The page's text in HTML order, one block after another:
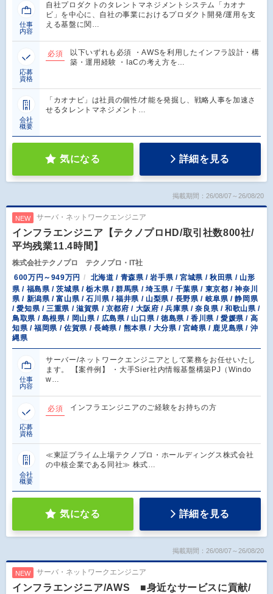
仕事
内容
自社プロダクトのタレントマネジメントシステム「カオナ
ビ」を中心に、自社の事業におけるプロダクト開発/運用を支
える基盤に関…
応募
資格
必須
以下いずれも必須 ・AWSを利用したインフラ設計・構
築・運用経験 ・IaCの考え方を…
会社
概要
「カオナビ」は社員の個性/才能を発掘し、戦略人事を加速さ
せるタレントマネジメント…
気になる 詳細を見る
掲載期間：26/08/07～26/08/20
NEW サーバ・ネットワークエンジニア
インフラエンジニア【テクノプロHD/取引社数800社/
平均残業11.4時間】
株式会社テクノプロ テクノプロ・IT社
600万円～949万円
北海道 / 青森県 / 岩手県 / 宮城県 / 秋田県 / 山形
県 / 福島県 / 茨城県 / 栃木県 / 群馬県 / 埼玉県 / 千葉県 / 東京都 / 神奈川
県 / 新潟県 / 富山県 / 石川県 / 福井県 / 山梨県 / 長野県 / 岐阜県 / 静岡県
/ 愛知県 / 三重県 / 滋賀県 / 京都府 / 大阪府 / 兵庫県 / 奈良県 / 和歌山県 /
鳥取県 / 島根県 / 岡山県 / 広島県 / 山口県 / 徳島県 / 香川県 / 愛媛県 / 高
知県 / 福岡県 / 佐賀県 / 長崎県 / 熊本県 / 大分県 / 宮崎県 / 鹿児島県 / 沖
縄県
仕事
内容
サーバー/ネットワークエンジニアとして業務をお任せいたし
ます。 【案件例】 ・大手Sier社内情報基盤構築PJ（Windo
w…
応募
資格
必須 インフラエンジニアのご経験をお持ちの方
会社
概要
≪東証プライム上場テクノプロ・ホールディングス株式会社
の中核企業である同社≫ 株式…
気になる 詳細を見る
掲載期間：26/08/07～26/08/20
NEW サーバ・ネットワークエンジニア
インフラエンジニア/AWS ■身近なサービスに貢献/